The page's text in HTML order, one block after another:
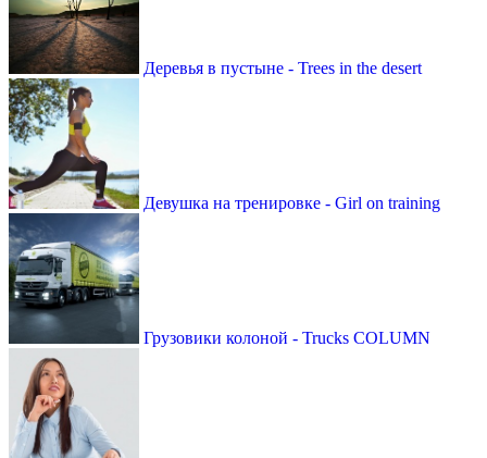
Деревья в пустыне - Trees in the desert
Девушка на тренировке - Girl on training
Грузовики колоной - Trucks COLUMN